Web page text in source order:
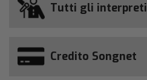
Tutti gli interpreti
Credito Songnet